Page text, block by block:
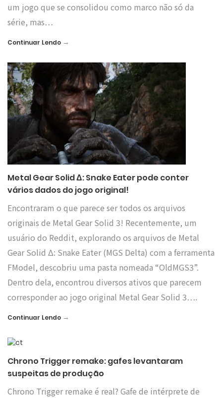
um jogo que se consolidou como marco não só da
série, mas…
Continuar Lendo →
Metal Gear Solid Δ: Snake Eater pode conter
vários dados do jogo original!
Encontraram o que parece ser todos os arquivos
originais de Metal Gear Solid 3! Recentemente, um
usuário do Reddit, explorando os arquivos de Metal
Gear Solid Δ: Snake Eater (MGS Delta) com a ferramenta
FModel, descobriu uma pasta nomeada “OldMGS3”.
Dentro dela, encontrou diversos ativos que parecem
corresponder ao jogo original Metal Gear Solid 3….
Continuar Lendo →
Chrono Trigger remake: gafes levantaram
suspeitas de produção
Chrono Trigger remake é real? Gafe de intérprete de